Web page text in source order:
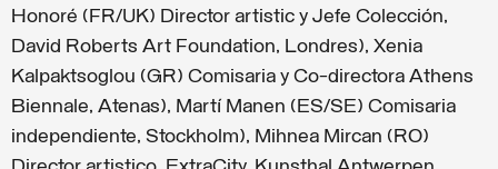
Honoré (FR/UK) Director artistic y Jefe Colección,
David Roberts Art Foundation, Londres), Xenia
Kalpaktsoglou (GR) Comisaria y Co-directora Athens
Biennale, Atenas), Martí Manen (ES/SE) Comisaria
independiente, Stockholm), Mihnea Mircan (RO)